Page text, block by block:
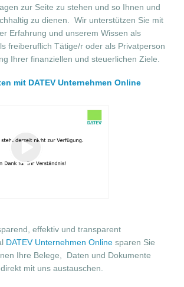
zur Seite zu stehen und so Ihnen und
zu dienen. Wir unterstützen Sie mit
Erfahrung und unserem Wissen als
freiberuflich Tätige/r oder als Privatperson
Ihrer finanziellen und steuerlichen Ziele.
mit DATEV Unternehmen Online
effektiv und transparent
DATEV Unternehmen Onlinesparen Sie
Ihre Belege, Daten und Dokumente
direkt mit uns austauschen.